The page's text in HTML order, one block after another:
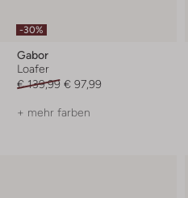
-30%
Gabor
Loafer
€ 139,99 € 97,99
+ mehr farben